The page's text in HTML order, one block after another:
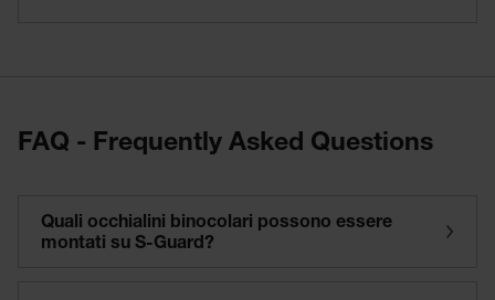
FAQ - Frequently Asked Questions
Quali occhialini binocolari possono essere
montati su S-Guard?